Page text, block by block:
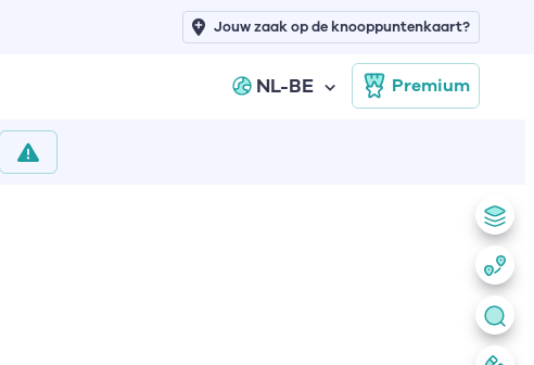
NL-BE Premium
Jouw zaak op de knooppuntenkaart?